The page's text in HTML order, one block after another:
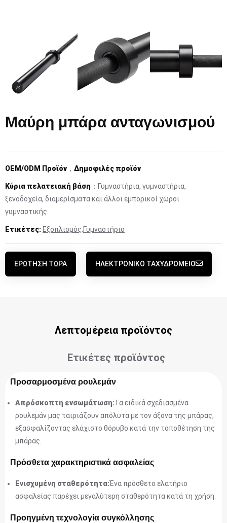
Μαύρη μπάρα ανταγωνισμού
OEM/ODM Προϊόν ， Δημοφιλές προϊόν
Κύρια πελατειακή βάση ：Γυμναστήρια, γυμναστήρια,
ξενοδοχεία, διαμερίσματα και άλλοι εμπορικοί χώροι
γυμναστικής.
Ετικέτες: Εξοπλισμός,Γυμναστήριο
ΕΡΏΤΗΣΗ ΤΏΡΑ ΗΛΕΚΤΡΟΝΙΚΌ ΤΑΧΥΔΡΟΜΕΊΟ
Λεπτομέρεια προϊόντος
Ετικέτες προϊόντος
Προσαρμοσμένα ρουλεμάν
Απρόσκοπτη ενσωμάτωση:Τα ειδικά σχεδιασμένα
ρουλεμάν μας ταιριάζουν απόλυτα με τον άξονα της μπάρας,
εξασφαλίζοντας ελάχιστο θόρυβο κατά την τοποθέτηση της
μπάρας.
Πρόσθετα χαρακτηριστικά ασφαλείας
Ενισχυμένη σταθερότητα:Ένα πρόσθετο ελατήριο
ασφαλείας παρέχει μεγαλύτερη σταθερότητα κατά τη χρήση.
Προηγμένη τεχνολογία συγκόλλησης